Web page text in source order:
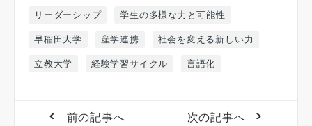
リーダーシップ 学生の多様な力と可能性
早稲田大学 産学連携 社会を変える新しい力
立教大学 経験学習サイクル 言語化
前の記事へ 次の記事へ